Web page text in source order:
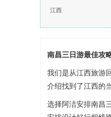
江西
南昌三日游最佳攻
我们是从江西旅游
介绍找到了江西的
选择阿洁安排南昌